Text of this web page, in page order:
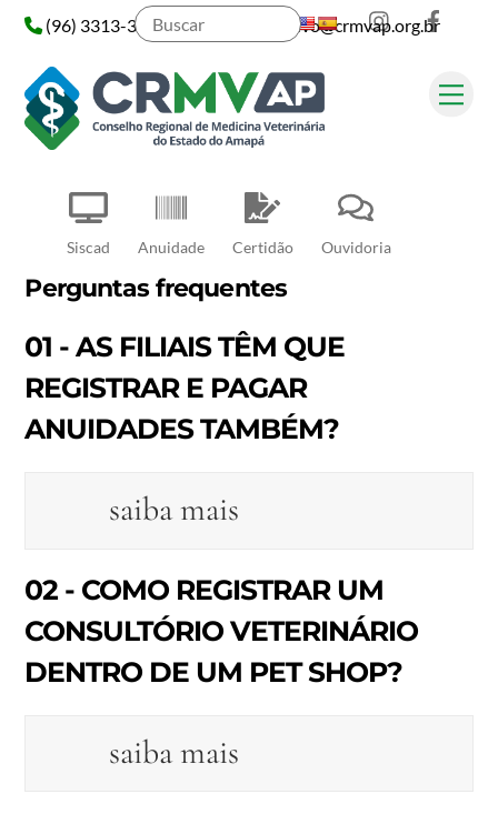
Skip
content
Siscad Anuidade Certidão Ouvidoria
Instagram
(96) 3313-3313
administrativo@crmvap.org.br
Pesquisar
Perguntas frequentes
01 - AS FILIAIS TÊM QUE
REGISTRAR E PAGAR
ANUIDADES TAMBÉM?
saiba mais
02 - COMO REGISTRAR UM
CONSULTÓRIO VETERINÁRIO
DENTRO DE UM PET SHOP?
saiba mais